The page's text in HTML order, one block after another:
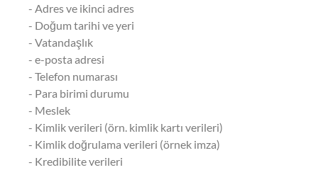
- Adres ve ikinci adres
- Doğum tarihi ve yeri
- Vatandaşlık
- e-posta adresi
- Telefon numarası
- Para birimi durumu
- Meslek
- Kimlik verileri (örn. kimlik kartı verileri)
- Kimlik doğrulama verileri (örnek imza)
- Kredibilite verileri